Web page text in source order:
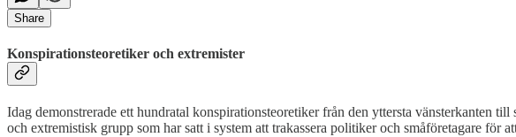
Share
Konspirationsteoretiker och extremister
Idag demonstrerade ett hundratal konspirationsteoretiker från den yttersta vänsterkanten till
och extremistisk grupp som har satt i system att trakassera politiker och småföretagare för